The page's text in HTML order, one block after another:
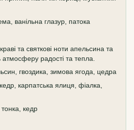
ванільна глазур, патока
та святкові ноти апельсина та
атмосферу радості та тепла.
гвоздика, зимова ягода, цедра
карпатська ялиця, фіалка,
кедр